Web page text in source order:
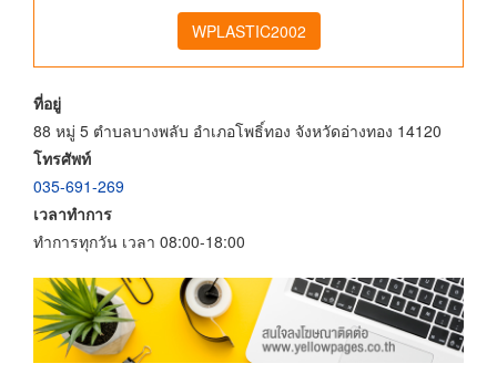
WPLASTIC2002
ที่อยู่
88 หมู่ 5 ตำบลบางพลับ อำเภอโพธิ์ทอง จังหวัดอ่างทอง 14120
โทรศัพท์
035-691-269
เวลาทำการ
ทำการทุกวัน เวลา 08:00-18:00